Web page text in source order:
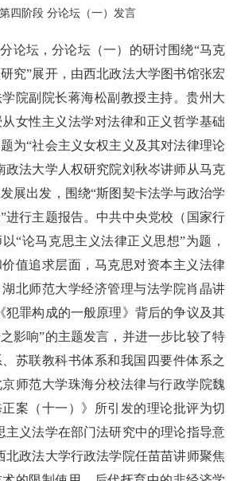
第四阶段 分论坛（一）发言
论坛，分论坛（一）的研讨围绕“马克
究”展开，由西北政法大学图书馆张宏
院副院长蒋海松副教授主持。贵州大
女性主义法学对法律和正义哲学基础
为“社会主义女权主义及其对法律理论
政法大学人权研究院刘秋岑讲师从马克
展出发，围绕“斯图契卡法学与政治学
进行主题报告。中共中央党校（国家行
“论马克思主义法律正义思想”为题，
值追求层面，马克思对资本主义法律
北师范大学经济管理与法学院肖晶讲
犯罪构成的一般原理》背后的争议及其
影响”的主题发言，并进一步比较了特
苏联教科书体系和我国四要件体系之
师范大学珠海分校法律与行政学院魏
案（十一）》所引发的理论批评为切
主义法学在部门法研究中的理论指导意
北政法大学行政法学院任苗苗讲师聚焦